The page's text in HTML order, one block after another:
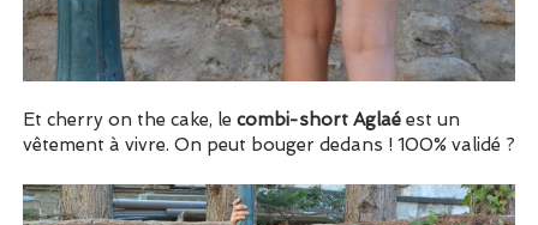
Et cherry on the cake, le combi-short Aglaéest un
vêtement à vivre. On peut bouger dedans ! 100% validé ?